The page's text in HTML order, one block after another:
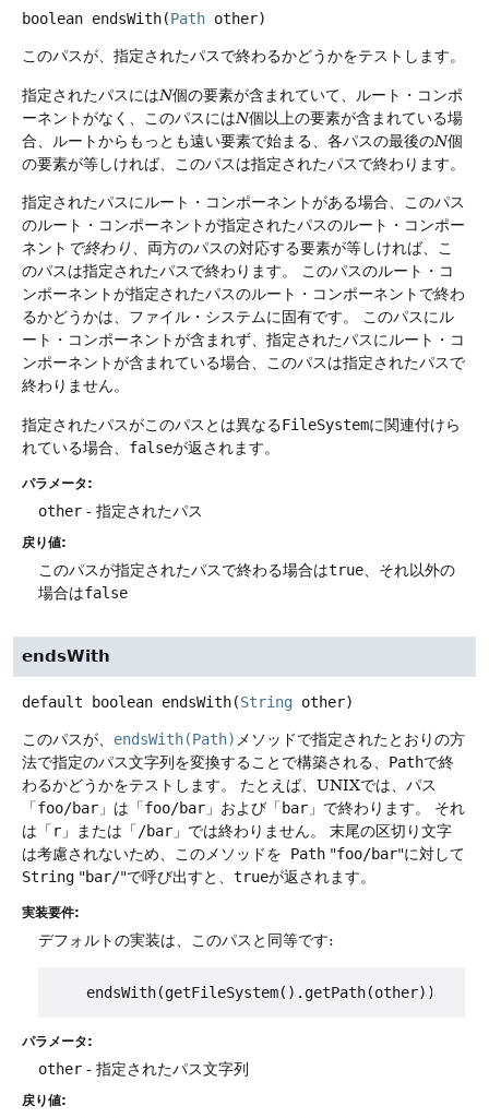
boolean endsWith(Path other)
このパスが、指定されたパスで終わるかどうかをテストします。
指定されたパスにはN個の要素が含まれていて、ルート・コンポ
ーネントがなく、このパスにはN個以上の要素が含まれている場
合、ルートからもっとも遠い要素で始まる、各パスの最後のN個
の要素が等しければ、このパスは指定されたパスで終わります。
指定されたパスにルート・コンポーネントがある場合、このパス
のルート・コンポーネントが指定されたパスのルート・コンポー
ネント で終わり
、両方のパスの対応する要素が等しければ、こ
のパスは指定されたパスで終わります。
このパスのルート・コ
ンポーネントが指定されたパスのルート・コンポーネントで終わ
るかどうかは、ファイル・システムに固有です。
このパスにル
ート・コンポーネントが含まれず、指定されたパスにルート・コ
ンポーネントが含まれている場合、このパスは指定されたパスで
終わりません。
指定されたパスがこのパスとは異なるFileSystemに関連付けら
れている場合、 falseが返されます。
パラメータ:
other - 指定されたパス
戻り値:
このパスが指定されたパスで終わる場合はtrue 、それ以外の
場合はfalse
endsWith
default boolean endsWith(String other)
このパスが、 endsWith(Path) メソッドで指定されたとおりの方
法で指定のパス文字列を変換することで構築される、 Pathで終
わるかどうかをテストします。
たとえば、UNIXでは、パス
「foo/bar 」は「foo/bar 」および「 bar 」で終わります。
それ
は「 r 」または「 /bar 」では終わりません。
末尾の区切り文字
は考慮されないため、このメソッドを Path "foo/bar"に対して
String "bar/"で呼び出すと、 trueが返されます。
実装要件:
デフォルトの実装は、このパスと同等です:
パラメータ:
other - 指定されたパス文字列
戻り値: